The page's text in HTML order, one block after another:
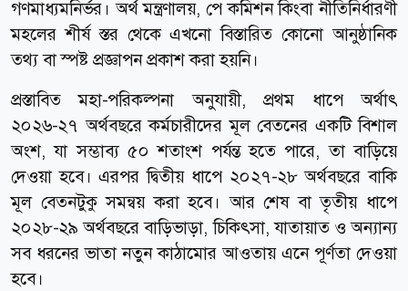
গণমাধ্যমনির্ভর। অর্থ মন্ত্রণালয়, পে কমিশন কিংবা নীতিনির্ধারণী
মহলের শীর্ষ স্তর থেকে এখনো বিস্তারিত কোনো আনুষ্ঠানিক
তথ্য বা স্পষ্ট প্রজ্ঞাপন প্রকাশ করা হয়নি।
প্রস্তাবিত মহা-পরিকল্পনা অনুযায়ী, প্রথম ধাপে অর্থাৎ
২০২৬-২৭ অর্থবছরে কর্মচারীদের মূল বেতনের একটি বিশাল
অংশ, যা সম্ভাব্য ৫০ শতাংশ পর্যন্ত হতে পারে, তা বাড়িয়ে
দেওয়া হবে। এরপর দ্বিতীয় ধাপে ২০২৭-২৮ অর্থবছরে বাকি
মূল বেতনটুকু সমন্বয় করা হবে। আর শেষ বা তৃতীয় ধাপে
২০২৮-২৯ অর্থবছরে বাড়িভাড়া, চিকিৎসা, যাতায়াত ও অন্যান্য
সব ধরনের ভাতা নতুন কাঠামোর আওতায় এনে পূর্ণতা দেওয়া
হবে।